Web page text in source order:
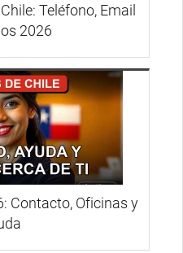
Teléfono, Email
2026
Contacto, Oficinas y